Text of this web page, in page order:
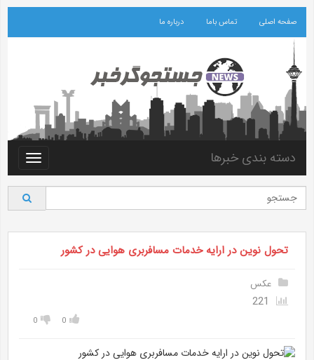
صفحه اصلی تماس باما درباره ما
Toggle
دسته بندی خبرها
تحول نوین در ارایه خدمات مسافربری هوایی در کشور
عکس
0
0